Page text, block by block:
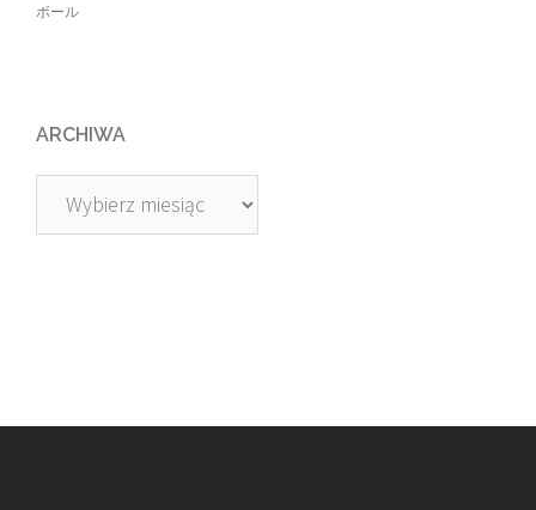
ボール
ARCHIWA
Archiwa